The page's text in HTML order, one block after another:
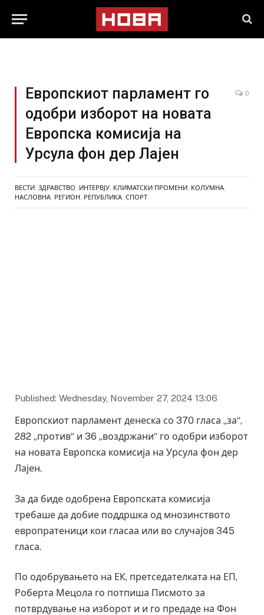
Европскиот парламент го
одобри изборот на новата
Европска комисија на
Урсула фон дер Лајен
0
ВЕСТИ ЗДРАВСТВО ИНТЕРВЈУ КЛИМАТСКИ ПРОМЕНИ КОЛУМНА
НАСЛОВНА РЕГИОН РЕПУБЛИКА СПОРТ
Published: Wednesday, November 27, 2024 13:06
Европскиот парламент денеска со 370 гласа „за“,
282 „против“ и 36 „воздржани“ го одобри изборот
на новата Европска комисија на Урсула фон дер
Лајен.
За да биде одобрена Европската комисија
требаше да добие поддршка од мнозинството
европратеници кои гласаа или во случајов 345
гласа.
По одобрувањето на ЕК, претседателката на ЕП,
Роберта Мецола го потпиша Писмото за
потврдување на изборот и и го предаде на Фон